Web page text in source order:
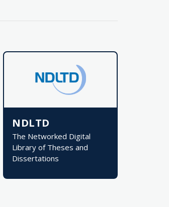
NDLTD
The Networked Digital
Library of Theses and
Dissertations